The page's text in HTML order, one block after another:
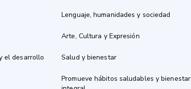
el desarrollo
Lenguaje, humanidades y sociedad
Arte, Cultura y Expresión
Salud y bienestar
Promueve hábitos saludables y bienestar